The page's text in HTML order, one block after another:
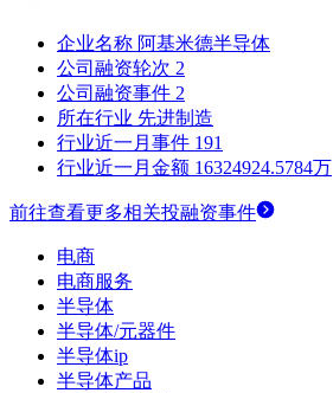
企业名称 阿基米德半导体
公司融资轮次 2
公司融资事件 2
所在行业 先进制造
行业近一月事件 191
行业近一月金额 16324924.5784万
前往查看更多相关投融资事件
电商
电商服务
半导体
半导体/元器件
半导体ip
半导体产品